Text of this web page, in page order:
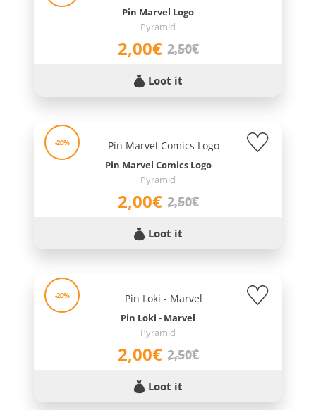
Pin Marvel Logo
Pyramid
2,00€ 2,50€
Loot it
-20%
Pin Marvel Comics Logo
Pyramid
2,00€ 2,50€
Loot it
-20%
Pin Loki - Marvel
Pyramid
2,00€ 2,50€
Loot it